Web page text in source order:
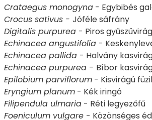
Crataegus monogyna - Egybibés
Crocus sativus - Jóféle sáfrány
Digitalis purpurea - Piros gyűszűvirág
Echinacea angustifolia -
Echinacea pallida - Halvány
Echinacea purpurea - Bíbor
Epilobium parviflorum - Kisvirágú
Eryngium planum - Kék iringó
Filipendula ulmaria - Réti legyezőfű
Foeniculum vulgare - Közönséges